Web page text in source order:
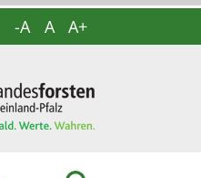
-A A A+